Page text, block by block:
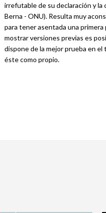
irrefutable de su declaración y
Berna - ONU). Resulta muy
para tener asentada una
mostrar versiones previas es
dispone de la mejor prueba en
éste como propio.